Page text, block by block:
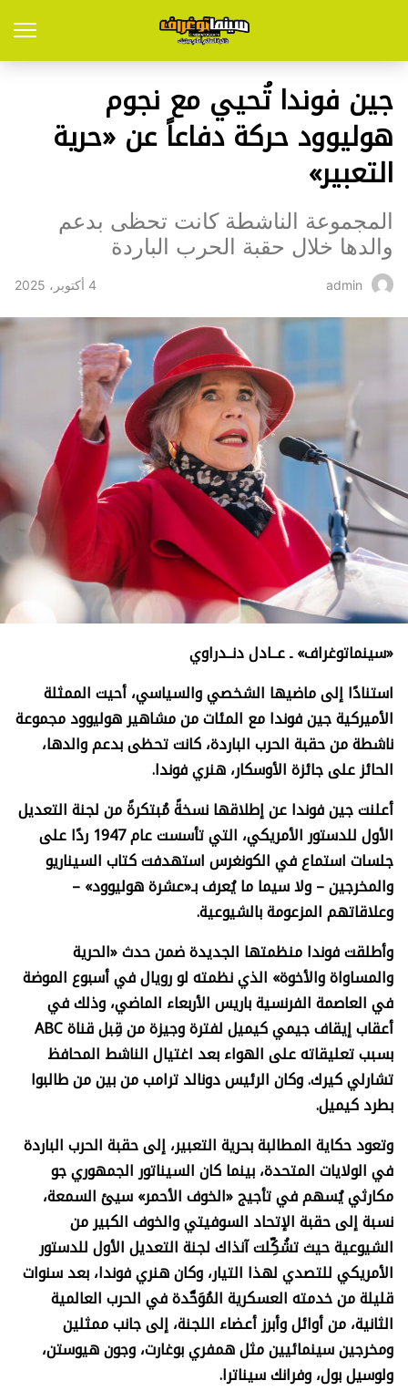
جين فوندا تُحيي مع نجوم
هوليوود حركة دفاعاً عن «حرية
التعبير»
المجموعة الناشطة كانت تحظى بدعم
والدها خلال حقبة الحرب الباردة
admin 4 أكتوبر، 2025
«سينماتوغراف» ـ عــادل دنــدراوي
استنادًا إلى ماضيها الشخصي والسياسي، أحيت الممثلة
الأميركية جين فوندا مع المئات من مشاهير هوليوود مجموعة
ناشطة من حقبة الحرب الباردة، كانت تحظى بدعم والدها،
الحائز على جائزة الأوسكار، هنري فوندا.
أعلنت جين فوندا عن إطلاقها نسخةً مُبتكرةً من لجنة التعديل
الأول للدستور الأمريكي، التي تأسست عام 1947 ردًا على
جلسات استماع في الكونغرس استهدفت كتاب السيناريو
والمخرجين – ولا سيما ما يُعرف بـ«عشرة هوليوود» –
وعلاقاتهم المزعومة بالشيوعية.
وأطلقت فوندا منظمتها الجديدة ضمن حدث «الحرية
والمساواة والأخوة» الذي نظمته لو رويال في أسبوع الموضة
في العاصمة الفرنسية باريس الأربعاء الماضي، وذلك في
أعقاب إيقاف جيمي كيميل لفترة وجيزة من قِبل قناةABC
بسبب تعليقاته على الهواء بعد اغتيال الناشط المحافظ
تشارلي كيرك. وكان الرئيس دونالد ترامب من بين من طالبوا
بطرد كيميل.
وتعود حكاية المطالبة بحرية التعبير، إلى حقبة الحرب الباردة
في الولايات المتحدة، بينما كان السيناتور الجمهوري جو
مكارثي يُسهم في تأجيج «الخوف الأحمر» سيئ السمعة،
نسبة إلى حقبة الإتحاد السوفيتي والخوف الكبير من
الشيوعية حيث تشُكِّلت آنذاك لجنة التعديل الأول للدستور
الأمريكي للتصدي لهذا التيار، وكان هنري فوندا، بعد سنوات
قليلة من خدمته العسكرية المُوَحَّدة في الحرب العالمية
الثانية، من أوائل وأبرز أعضاء اللجنة، إلى جانب ممثلين
ومخرجين سينمائيين مثل همفري بوغارت، وجون هيوستن،
ولوسيل بول، وفرانك سيناترا.